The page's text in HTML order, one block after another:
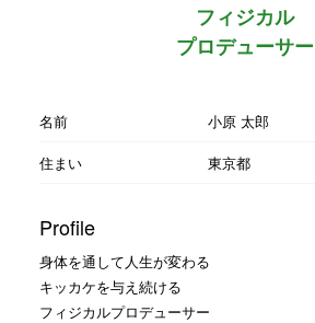
フィジカル
プロデューサー
名前
小原 太郎
住まい
東京都
Profile
身体を通して人生が変わる
キッカケを与え続ける
フィジカルプロデューサー